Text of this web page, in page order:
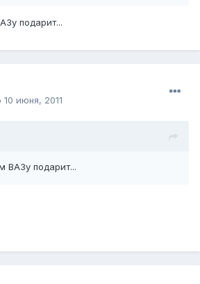
подарит...
10 июня, 2011
ВАЗу подарит...